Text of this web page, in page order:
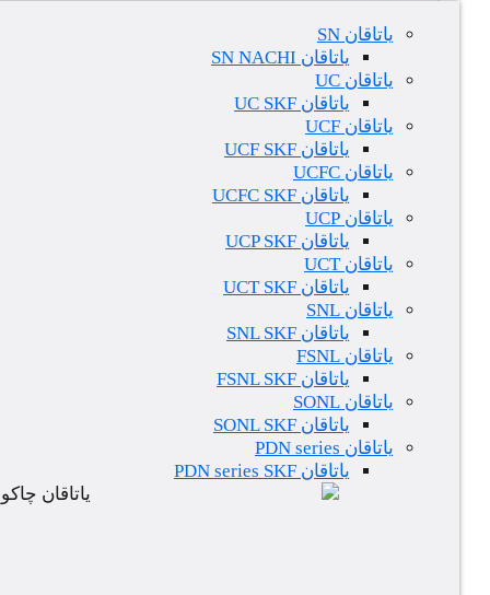
یاتاقان SN
یاتاقان SN NACHI
یاتاقان UC
یاتاقان UC SKF
یاتاقان UCF
یاتاقان UCF SKF
یاتاقان UCFC
یاتاقان UCFC SKF
یاتاقان UCP
یاتاقان UCP SKF
یاتاقان UCT
یاتاقان UCT SKF
یاتاقان SNL
یاتاقان SNL SKF
یاتاقان FSNL
یاتاقان FSNL SKF
یاتاقان SONL
یاتاقان SONL SKF
یاتاقان PDN series
یاتاقان PDN series SKF